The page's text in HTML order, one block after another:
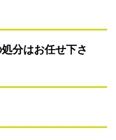
分はお任せ下さ